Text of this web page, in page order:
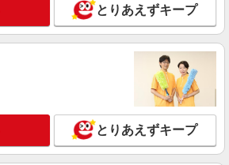
とりあえずキープ
とりあえずキープ